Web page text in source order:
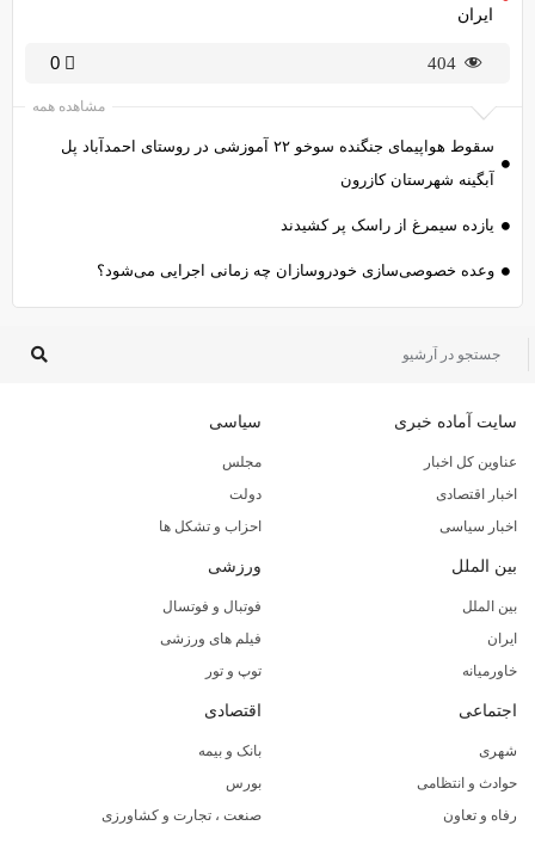
ایران
404
0
مشاهده همه
سقوط هواپیمای جنگنده سوخو ۲۲ آموزشی در روستای احمدآباد پل
آبگینه شهرستان کازرون
یازده سیمرغ از راسک پر کشیدند
وعده خصوصی‌سازی خودروسازان چه زمانی اجرایی می‌شود؟
سایت آماده خبری
عناوین کل اخبار
اخبار اقتصادی
اخبار سیاسی
سیاسی
مجلس
دولت
احزاب و تشکل ها
بین الملل
بین الملل
ایران
خاورمیانه
ورزشی
فوتبال و فوتسال
فیلم های ورزشی
توپ و تور
اجتماعی
شهری
حوادث و انتظامی
رفاه و تعاون
اقتصادی
بانک و بیمه
بورس
صنعت ، تجارت و کشاورزی